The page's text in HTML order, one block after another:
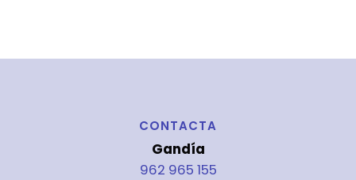
CONTACTA
Gandía
962 965 155